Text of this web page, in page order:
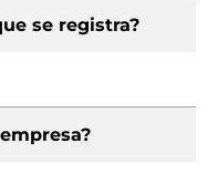
se registra?